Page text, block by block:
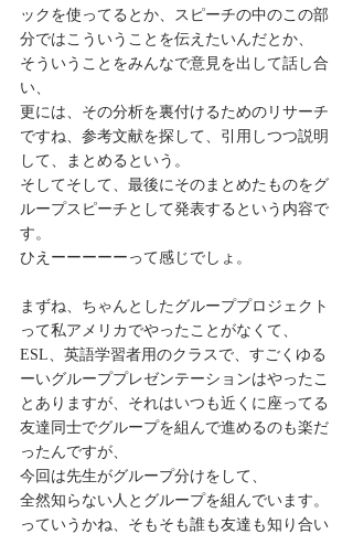
ックを使ってるとか、スピーチの中のこの部
分ではこういうことを伝えたいんだとか、
そういうことをみんなで意見を出して話し合
い、
更には、その分析を裏付けるためのリサーチ
ですね、参考文献を探して、引用しつつ説明
して、まとめるという。
そしてそして、最後にそのまとめたものをグ
ループスピーチとして発表するという内容で
す。
ひえーーーーーって感じでしょ。
まずね、ちゃんとしたグループプロジェクト
って私アメリカでやったことがなくて、
ESL、英語学習者用のクラスで、すごくゆる
ーいグループプレゼンテーションはやったこ
とありますが、それはいつも近くに座ってる
友達同士でグループを組んで進めるのも楽だ
ったんですが、
今回は先生がグループ分けをして、
全然知らない人とグループを組んでいます。
っていうかね、そもそも誰も友達も知り合い